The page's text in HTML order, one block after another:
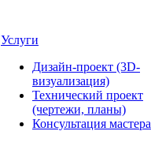
Услуги
Дизайн-проект (3D-
визуализация)
Технический проект
(чертежи, планы)
Консультация мастера